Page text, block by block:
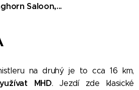
Saloon,...
na druhý je to cca 16 km,
MHD. Jezdí zde klasické